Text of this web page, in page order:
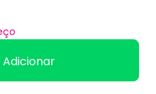
Adicionar